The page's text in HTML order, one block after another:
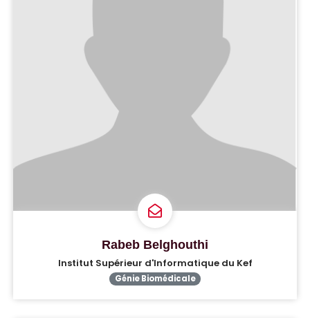
Rabeb Belghouthi
Institut Supérieur d'Informatique du Kef
Génie Biomédicale